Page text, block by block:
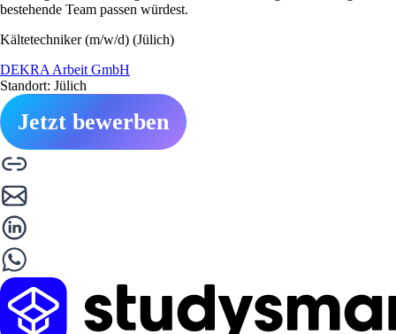
bestehende Team passen würdest.
Kältetechniker (m/w/d) (Jülich)
DEKRA Arbeit GmbH
Standort: Jülich
Jetzt bewerben